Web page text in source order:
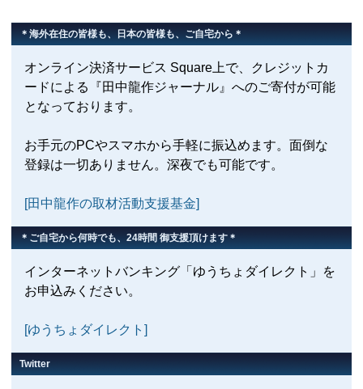
＊海外在住の皆様も、日本の皆様も、ご自宅から＊
オンライン決済サービス Square上で、クレジットカ
ードによる『田中龍作ジャーナル』へのご寄付が可能
となっております。
お手元のPCやスマホから手軽に振込めます。面倒な
登録は一切ありません。深夜でも可能です。
[田中龍作の取材活動支援基金]
＊ご自宅から何時でも、24時間 御支援頂けます＊
インターネットバンキング「ゆうちょダイレクト」を
お申込みください。
[ゆうちょダイレクト]
Twitter